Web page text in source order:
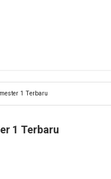
1 Terbaru
1 Terbaru